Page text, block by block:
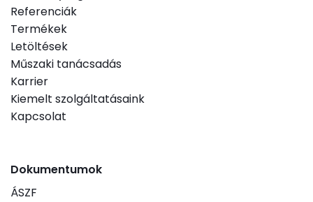
Referenciák
Termékek
Letöltések
Műszaki tanácsadás
Karrier
Kiemelt szolgáltatásaink
Kapcsolat
Dokumentumok
ÁSZF